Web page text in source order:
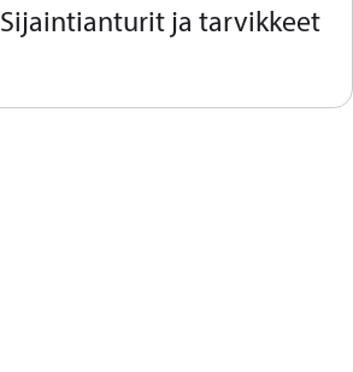
Sijaintianturit ja tarvikkeet